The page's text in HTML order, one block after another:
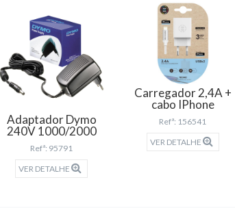
Adaptador Dymo
240V 1000/2000
Refª: 95791
VER DETALHE
Carregador 2,4A +
cabo IPhone
Refª: 156541
VER DETALHE